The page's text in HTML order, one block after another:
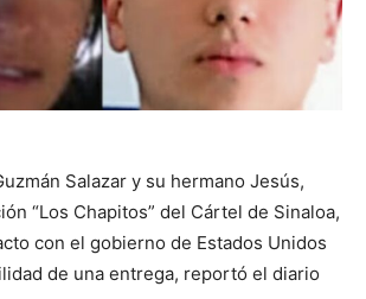
Salazar y su hermano Jesús,
“Los Chapitos” del Cártel de Sinaloa,
con el gobierno de Estados Unidos
de una entrega, reportó el diario